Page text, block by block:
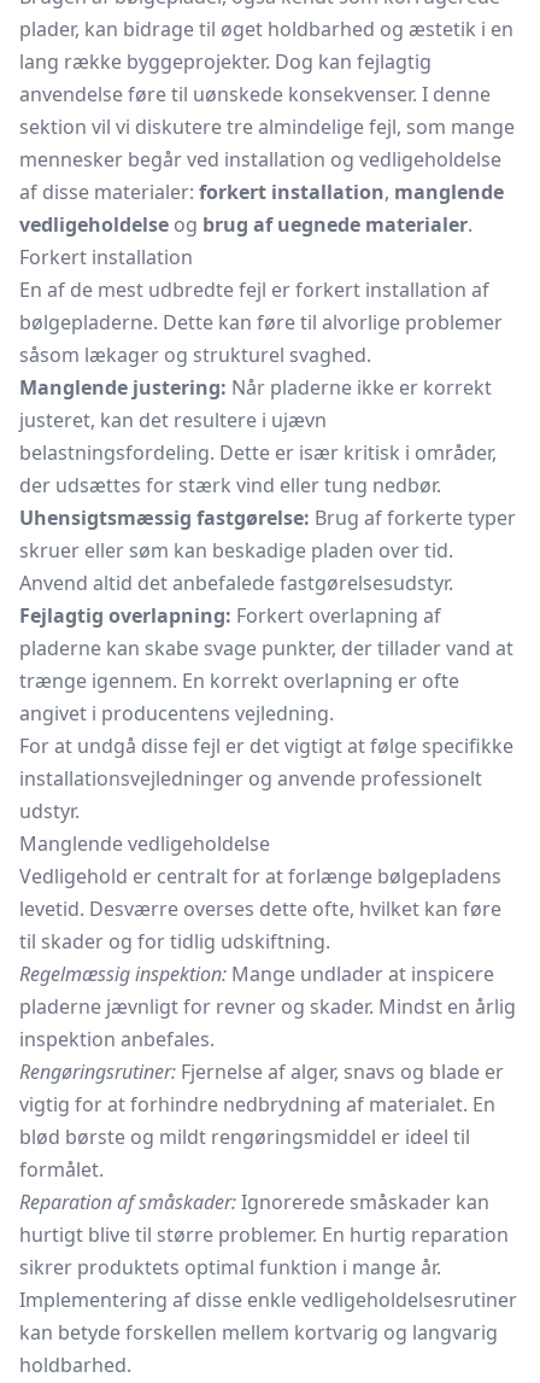
plader, kan bidrage til øget holdbarhed og æstetik i en
lang række byggeprojekter. Dog kan fejlagtig
anvendelse føre til uønskede konsekvenser. I denne
sektion vil vi diskutere tre almindelige fejl, som mange
mennesker begår ved installation og vedligeholdelse
af disse materialer: forkert installation, manglende
vedligeholdelse og brug af uegnede materialer.
Forkert installation
En af de mest udbredte fejl er forkert installation af
bølgepladerne. Dette kan føre til alvorlige problemer
såsom lækager og strukturel svaghed.
Manglende justering: Når pladerne ikke er korrekt
justeret, kan det resultere i ujævn
belastningsfordeling. Dette er især kritisk i områder,
der udsættes for stærk vind eller tung nedbør.
Uhensigtsmæssig fastgørelse: Brug af forkerte typer
skruer eller søm kan beskadige pladen over tid.
Anvend altid det anbefalede fastgørelsesudstyr.
Fejlagtig overlapning: Forkert overlapning af
pladerne kan skabe svage punkter, der tillader vand at
trænge igennem. En korrekt overlapning er ofte
angivet i producentens vejledning.
For at undgå disse fejl er det vigtigt at følge specifikke
installationsvejledninger og anvende professionelt
udstyr.
Manglende vedligeholdelse
Vedligehold er centralt for at forlænge bølgepladens
levetid. Desværre overses dette ofte, hvilket kan føre
til skader og for tidlig udskiftning.
Regelmæssig inspektion: Mange undlader at inspicere
pladerne jævnligt for revner og skader. Mindst en årlig
inspektion anbefales.
Rengøringsrutiner: Fjernelse af alger, snavs og blade er
vigtig for at forhindre nedbrydning af materialet. En
blød børste og mildt rengøringsmiddel er ideel til
formålet.
Reparation af småskader:Ignorerede småskader kan
hurtigt blive til større problemer. En hurtig reparation
sikrer produktets optimal funktion i mange år.
Implementering af disse enkle vedligeholdelsesrutiner
kan betyde forskellen mellem kortvarig og langvarig
holdbarhed.